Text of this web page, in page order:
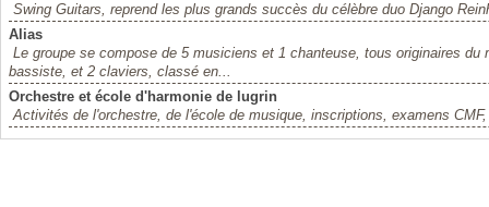
Swing Guitars, reprend les plus grands succès du célèbre duo Django
Alias
Le groupe se compose de 5 musiciens et 1 chanteuse, tous originaires
bassiste, et 2 claviers, classé en...
Orchestre et école d'harmonie de lugrin
Activités de l'orchestre, de l'école de musique, inscriptions, examens